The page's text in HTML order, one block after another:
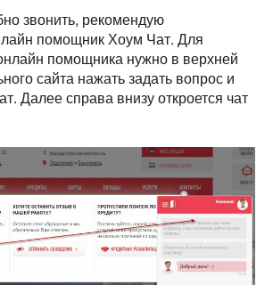
звонить, рекомендую
помощник Хоум Чат. Для
помощника нужно в верхней
сайта нажать задать вопрос и
Далее справа внизу откроется чат